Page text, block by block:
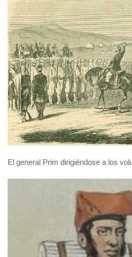
El general Prim dirigiéndose a los